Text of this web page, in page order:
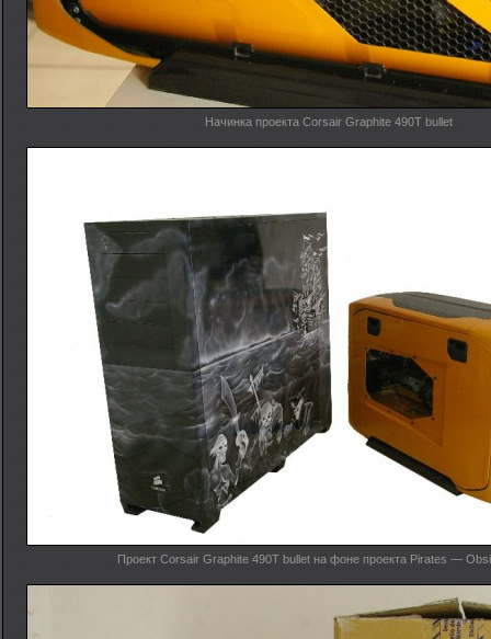
Начинка проекта Corsair Graphite 490T bullet
Проект Corsair Graphite 490T bullet на фоне проекта Pirates —